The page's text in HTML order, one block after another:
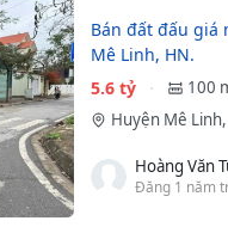
Bán đất đấu giá
Mê Linh, HN.
5.6 tỷ
100
Huyện Mê
Hoàng Văn
Đăng 1 năm